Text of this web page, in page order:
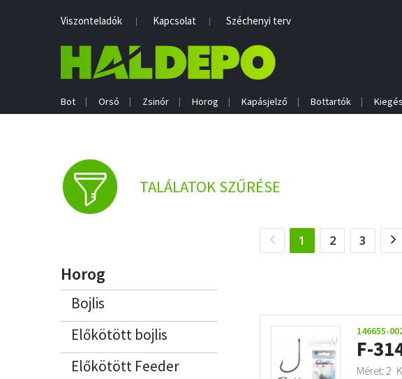
Viszonteladók Kapcsolat Széchenyi terv
Bot Orsó Zsinór Horog Kapásjelző Bottartók
TALÁLATOK SZŰRÉSE
Horog
Bojlis
Előkötött bojlis
Előkötött Feeder
1 (current)
2 3
146655-
F-
Méret: 2